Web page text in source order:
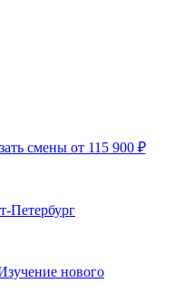
смены от 115 900 ₽
Петербург
нового